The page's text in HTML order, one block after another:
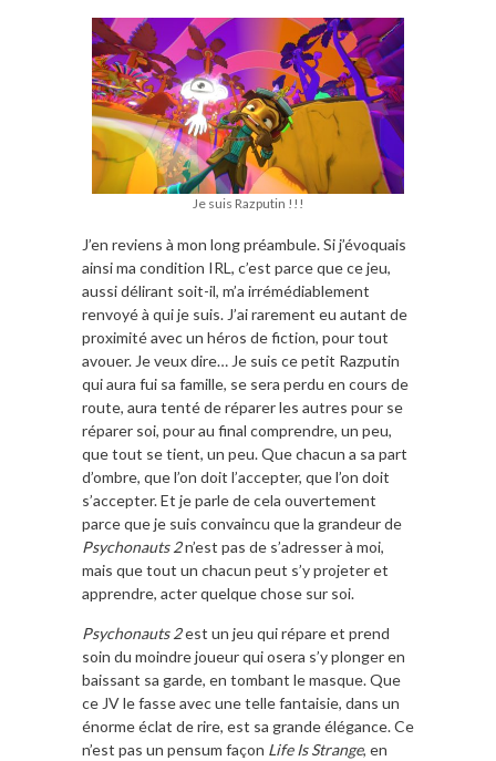
Je suis Razputin !!!
J’en reviens à mon long préambule. Si j’évoquais
ainsi ma condition IRL, c’est parce que ce jeu,
aussi délirant soit-il, m’a irrémédiablement
renvoyé à qui je suis. J’ai rarement eu autant de
proximité avec un héros de fiction, pour tout
avouer. Je veux dire… Je suis ce petit Razputin
qui aura fui sa famille, se sera perdu en cours de
route, aura tenté de réparer les autres pour se
réparer soi, pour au final comprendre, un peu,
que tout se tient, un peu. Que chacun a sa part
d’ombre, que l’on doit l’accepter, que l’on doit
s’accepter. Et je parle de cela ouvertement
parce que je suis convaincu que la grandeur de
Psychonauts 2n’est pas de s’adresser à moi,
mais que tout un chacun peut s’y projeter et
apprendre, acter quelque chose sur soi.
Psychonauts 2est un jeu qui répare et prend
soin du moindre joueur qui osera s’y plonger en
baissant sa garde, en tombant le masque. Que
ce JV le fasse avec une telle fantaisie, dans un
énorme éclat de rire, est sa grande élégance. Ce
n’est pas un pensum façon Life Is Strange, en